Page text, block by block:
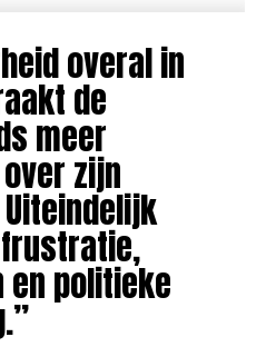
overal in
de
meer
zijn
politieke